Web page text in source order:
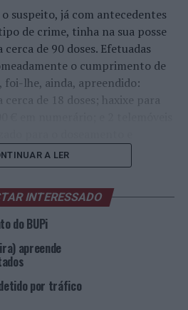
suspeito, já com antecedentes
de crime, tinha na sua posse
de 90 doses. Efetuadas
o cumprimento de
foi-lhe, ainda, apreendido:
de 18 doses; haxixe para
Tribunal Judicial da Comarca
de medida de coação.
de Braga, na Praça Conde
um patrulhamento proactivo
pela PSP, um jovem, com 16
de tráfico de estupefaciente.
A LER
INTERESSADO
do BUPi
apreende
por tráfico